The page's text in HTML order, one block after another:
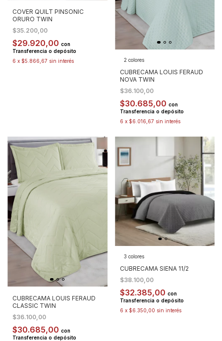
COVER QUILT PINSONIC
ORURO TWIN
$35.200,00
$29.920,00 con
Transferencia o depósito
6 x $5.866,67 sin interés 2 colores
CUBRECAMA LOUIS FERAUD
NOVA TWIN
$36.100,00
$30.685,00 con
Transferencia o depósito
6 x $6.016,67 sin interés
CUBRECAMA LOUIS FERAUD
CLASSIC TWIN
$36.100,00
$30.685,00 con
Transferencia o depósito
3 colores
CUBRECAMA SIENA 11/2
$38.100,00
$32.385,00 con
Transferencia o depósito
6 x $6.350,00 sin interés